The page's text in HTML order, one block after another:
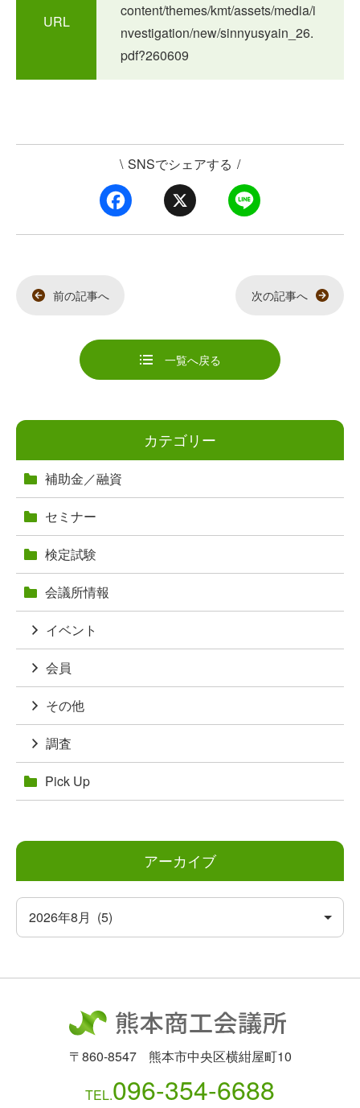
URL
content/themes/kmt/assets/media/i
nvestigation/new/sinnyusyain_26.
pdf?260609
\ SNSでシェアする /
前の記事へ 次の記事へ
一覧へ戻る
カテゴリー
補助金／融資
セミナー
検定試験
会議所情報
イベント
会員
その他
調査
Pick Up
アーカイブ
〒860-8547 熊本市中央区横紺屋町10
TEL.096-354-6688